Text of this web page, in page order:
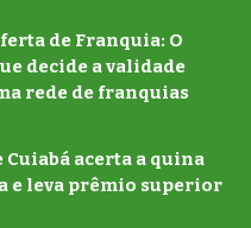
de Franquia: O
decide a validade
rede de franquias
acerta a quina
e leva prêmio superior